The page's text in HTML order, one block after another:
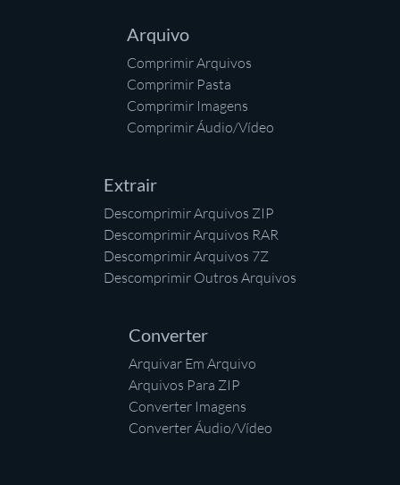
Arquivo
Comprimir Arquivos
Comprimir Pasta
Comprimir Imagens
Comprimir Áudio/Vídeo
Extrair
Descomprimir Arquivos ZIP
Descomprimir Arquivos RAR
Descomprimir Arquivos 7Z
Descomprimir Outros Arquivos
Converter
Arquivar Em Arquivo
Arquivos Para ZIP
Converter Imagens
Converter Áudio/Vídeo